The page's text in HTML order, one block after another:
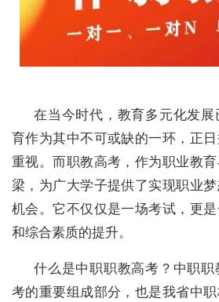
在当今时代，教育多元化发
育作为其中不可或缺的一环，正
重视。而职教高考，作为职业教
梁，为广大学子提供了实现职业
机会。它不仅仅是一场考试，更
和综合素质的提升。
什么是中职职教高考？中职
考的重要组成部分，也是我省中